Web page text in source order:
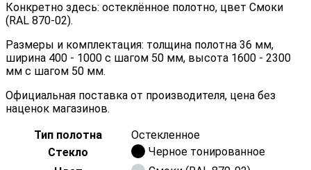
Конкретно здесь: остеклённое полотно, цвет Смоки
(RAL 870-02).
Размеры и комплектация: толщина полотна 36 мм,
ширина 400 - 1000 с шагом 50 мм, высота 1600 - 2300
мм с шагом 50 мм.
Официальная поставка от производителя, цена без
наценок магазинов.
Тип полотна
Остекленное
Стекло
Черное тонированное